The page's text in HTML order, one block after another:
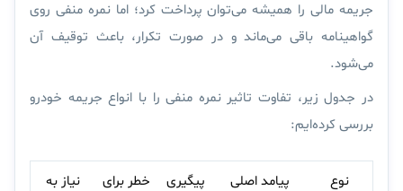
جریمه مالی را همیشه می‌توان پرداخت کرد؛ اما نمره منفی روی
گواهینامه باقی می‌ماند و در صورت تکرار، باعث توقیف آن
می‌شود.
در جدول زیر، تفاوت تاثیر نمره منفی را با انواع جریمه خودرو
بررسی کرده‌ایم:
نوع
پیامد اصلی
پیگیری
خطر برای
نیاز به